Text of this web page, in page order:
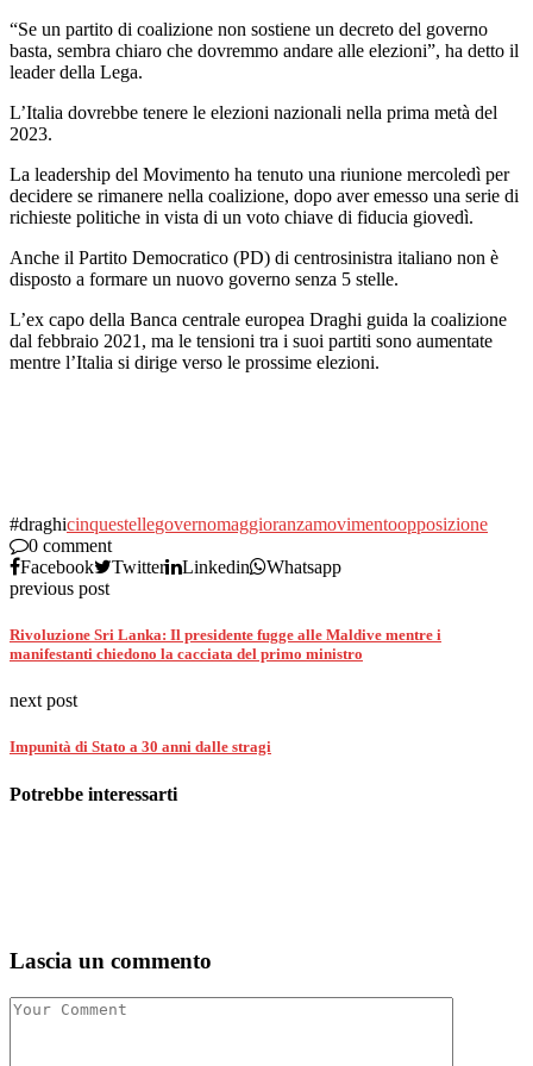
“Se un partito di coalizione non sostiene un decreto del governo
basta, sembra chiaro che dovremmo andare alle elezioni”, ha detto il
leader della Lega.
L’Italia dovrebbe tenere le elezioni nazionali nella prima metà del
2023.
La leadership del Movimento ha tenuto una riunione mercoledì per
decidere se rimanere nella coalizione, dopo aver emesso una serie di
richieste politiche in vista di un voto chiave di fiducia giovedì.
Anche il Partito Democratico (PD) di centrosinistra italiano non è
disposto a formare un nuovo governo senza 5 stelle.
L’ex capo della Banca centrale europea Draghi guida la coalizione
dal febbraio 2021, ma le tensioni tra i suoi partiti sono aumentate
mentre l’Italia si dirige verso le prossime elezioni.
#draghicinquestellegovernomaggioranzamovimentoopposizione
0 comment
Facebook
Twitter Linkedin
Whatsapp
previous post
Rivoluzione Sri Lanka: Il presidente fugge alle Maldive mentre i
manifestanti chiedono la cacciata del primo ministro
next post
Impunità di Stato a 30 anni dalle stragi
Potrebbe interessarti
Lascia un commento